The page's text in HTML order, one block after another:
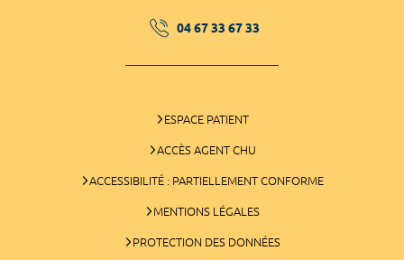
04 67 33 67 33
ESPACE PATIENT
ACCÈS AGENT CHU
ACCESSIBILITÉ : PARTIELLEMENT CONFORME
MENTIONS LÉGALES
PROTECTION DES DONNÉES